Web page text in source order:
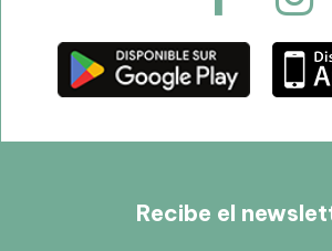
Recibe el